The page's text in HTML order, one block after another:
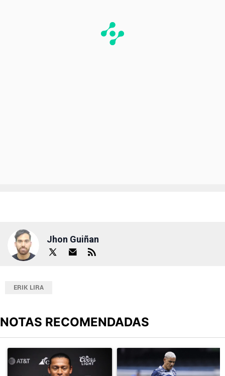
Jhon Guiñan
ERIK LIRA
NOTAS RECOMENDADAS
Un artículo de tendencia con el título "Joel Huiqui ya piensa en
Un artículo de tendencia con